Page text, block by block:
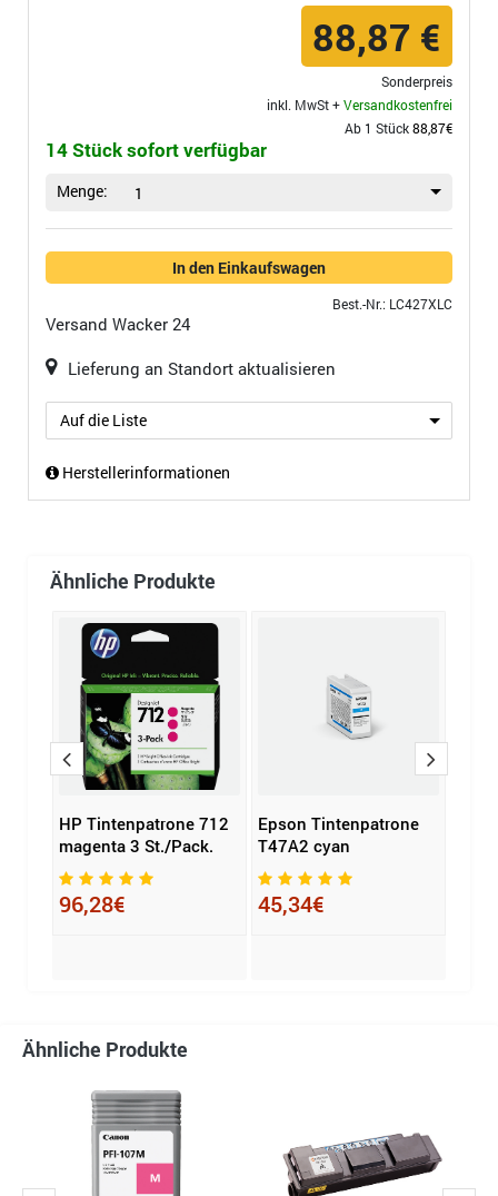
88,87 €
Sonderpreis
inkl. MwSt +Versandkostenfrei
Ab 1 Stück88,87€
14 Stück sofort verfügbar
Menge: 1
In den Einkaufswagen
Best.-Nr.: LC427XLC
Versand Wacker 24
Lieferung an Standort aktualisieren
Auf die Liste
Herstellerinformationen
Ähnliche Produkte
HP Tintenpatrone 712
magenta 3 St./Pack.
96,28€
Epson Tintenpatrone
T47A2 cyan
45,34€
Ähnliche Produkte